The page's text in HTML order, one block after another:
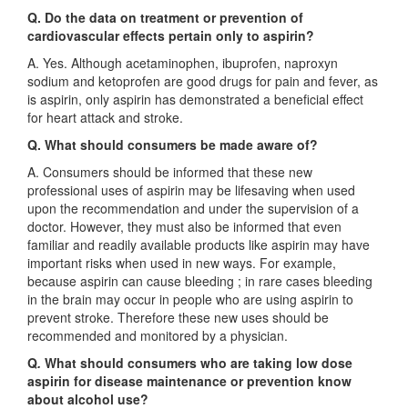
Q. Do the data on treatment or prevention of
cardiovascular effects pertain only to aspirin?
A. Yes. Although acetaminophen, ibuprofen, naproxyn
sodium and ketoprofen are good drugs for pain and fever, as
is aspirin, only aspirin has demonstrated a beneficial effect
for heart attack and stroke.
Q. What should consumers be made aware of?
A. Consumers should be informed that these new
professional uses of aspirin may be lifesaving when used
upon the recommendation and under the supervision of a
doctor. However, they must also be informed that even
familiar and readily available products like aspirin may have
important risks when used in new ways. For example,
because aspirin can cause bleeding ; in rare cases bleeding
in the brain may occur in people who are using aspirin to
prevent stroke. Therefore these new uses should be
recommended and monitored by a physician.
Q. What should consumers who are taking low dose
aspirin for disease maintenance or prevention know
about alcohol use?